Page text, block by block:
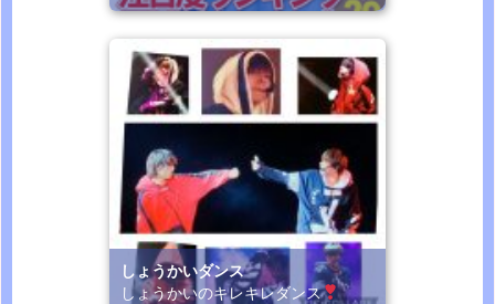
しょうかいダンス
しょうかいのキレキレダンス